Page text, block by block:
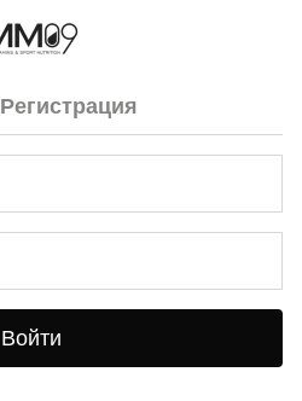
Регистрация
Войти